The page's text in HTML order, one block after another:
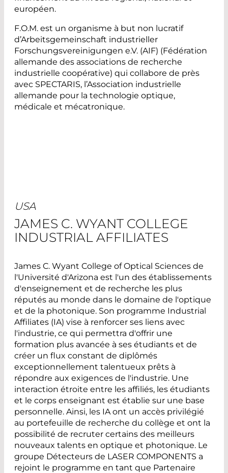
européen.
F.O.M. est un organisme à but non lucratif
d’Arbeitsgemeinschaft industrieller
Forschungsvereinigungen e.V. (AIF) (Fédération
allemande des associations de recherche
industrielle coopérative) qui collabore de près
avec SPECTARIS, l’Association industrielle
allemande pour la technologie optique,
médicale et mécatronique.
USA
JAMES C. WYANT COLLEGE
INDUSTRIAL AFFILIATES
James C. Wyant College of Optical Sciences de
l'Université d'Arizona est l'un des établissements
d'enseignement et de recherche les plus
réputés au monde dans le domaine de l'optique
et de la photonique. Son programme Industrial
Affiliates (IA) vise à renforcer ses liens avec
l'industrie, ce qui permettra d'offrir une
formation plus avancée à ses étudiants et de
créer un flux constant de diplômés
exceptionnellement talentueux prêts à
répondre aux exigences de l'industrie. Une
interaction étroite entre les affiliés, les étudiants
et le corps enseignant est établie sur une base
personnelle. Ainsi, les IA ont un accès privilégié
au portefeuille de recherche du collège et ont la
possibilité de recruter certains des meilleurs
nouveaux talents en optique et photonique. Le
groupe Détecteurs de LASER COMPONENTS a
rejoint le programme en tant que Partenaire